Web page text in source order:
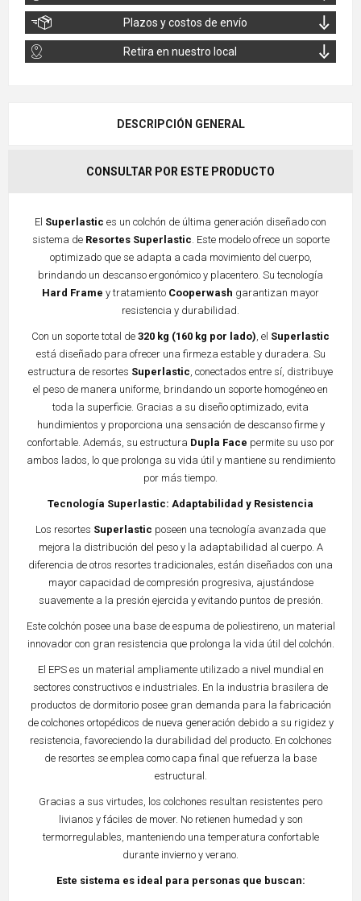
Plazos y costos de envío
Retira en nuestro local
DESCRIPCIÓN GENERAL
CONSULTAR POR ESTE PRODUCTO
El Superlastic es un colchón de última generación diseñado con
sistema de Resortes Superlastic . Este modelo ofrece un soporte
optimizado que se adapta a cada movimiento del cuerpo,
brindando un descanso ergonómico y placentero. Su tecnología
Hard Frame y tratamiento Cooperwash garantizan mayor
resistencia y durabilidad.
Con un soporte total de 320 kg (160 kg por lado) , el Superlastic
está diseñado para ofrecer una firmeza estable y duradera. Su
estructura de resortes Superlastic , conectados entre sí, distribuye
el peso de manera uniforme, brindando un soporte homogéneo en
toda la superficie. Gracias a su diseño optimizado, evita
hundimientos y proporciona una sensación de descanso firme y
confortable. Además, su estructura Dupla Face permite su uso por
ambos lados, lo que prolonga su vida útil y mantiene su rendimiento
por más tiempo.
Tecnología Superlastic: Adaptabilidad y Resistencia
Los resortes Superlastic poseen una tecnología avanzada que
mejora la distribución del peso y la adaptabilidad al cuerpo. A
diferencia de otros resortes tradicionales, están diseñados con una
mayor capacidad de compresión progresiva, ajustándose
suavemente a la presión ejercida y evitando puntos de presión.
Este colchón posee una base de espuma de poliestireno, un material
innovador con gran resistencia que prolonga la vida útil del colchón.
El EPS es un material ampliamente utilizado a nivel mundial en
sectores constructivos e industriales. En la industria brasilera de
productos de dormitorio posee gran demanda para la fabricación
de colchones ortopédicos de nueva generación debido a su rigidez y
resistencia, favoreciendo la durabilidad del producto. En colchones
de resortes se emplea como capa final que refuerza la base
estructural.
Gracias a sus virtudes, los colchones resultan resistentes pero
livianos y fáciles de mover. No retienen humedad y son
termorregulables, manteniendo una temperatura confortable
durante invierno y verano.
Este sistema es ideal para personas que buscan: